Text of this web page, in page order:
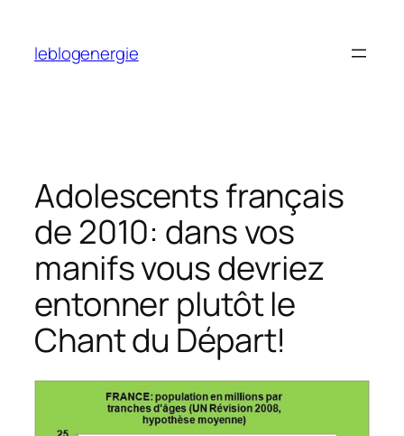
contenu
leblogenergie
Adolescents français
de 2010: dans vos
manifs vous devriez
entonner plutôt le
Chant du Départ!